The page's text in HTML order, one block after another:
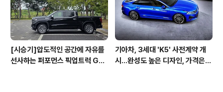
[시승기]압도적인 공간에 자유를
선사하는 퍼포먼스 픽업트럭 GM
기아차, 3세대 'K5' 사전계약 개
시...완성도 높은 디자인, 가격은